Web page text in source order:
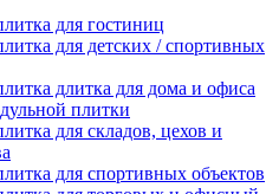
для гостиниц
для детских / спортивных
длитка для дома и офиса
плитки
для складов, цехов и
для спортивных объектов